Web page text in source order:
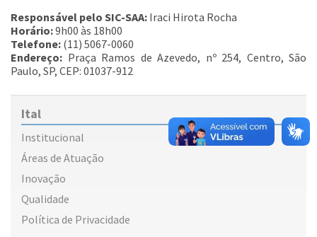
Responsável pelo SIC-SAA: Iraci Hirota Rocha
Horário:9h00 às 18h00
Telefone: (11) 5067-0060
Endereço: Praça Ramos de Azevedo, nº 254, Centro, São
Paulo, SP, CEP: 01037-912
Ital
Institucional
Áreas de Atuação
Inovação
Qualidade
Política de Privacidade